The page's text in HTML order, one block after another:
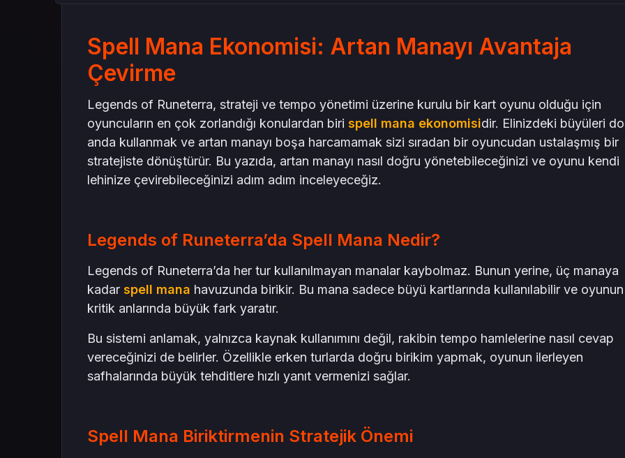
Spell Mana Ekonomisi: Artan Manayı Avantaja
Çevirme
Legends of Runeterra, strateji ve tempo yönetimi üzerine kurulu bir kart oyunu olduğu için
oyuncuların en çok zorlandığı konulardan biri spell mana ekonomisidir. Elinizdeki büyüleri
anda kullanmak ve artan manayı boşa harcamamak sizi sıradan bir oyuncudan ustalaşmış bir
stratejiste dönüştürür. Bu yazıda, artan manayı nasıl doğru yönetebileceğinizi ve oyunu kendi
lehinize çevirebileceğinizi adım adım inceleyeceğiz.
Legends of Runeterra’da Spell Mana Nedir?
Legends of Runeterra’da her tur kullanılmayan manalar kaybolmaz. Bunun yerine, üç manaya
kadar spell mana havuzunda birikir. Bu mana sadece büyü kartlarında kullanılabilir ve oyunun
kritik anlarında büyük fark yaratır.
Bu sistemi anlamak, yalnızca kaynak kullanımını değil, rakibin tempo hamlelerine nasıl cevap
vereceğinizi de belirler. Özellikle erken turlarda doğru birikim yapmak, oyunun ilerleyen
safhalarında büyük tehditlere hızlı yanıt vermenizi sağlar.
Spell Mana Biriktirmenin Stratejik Önemi